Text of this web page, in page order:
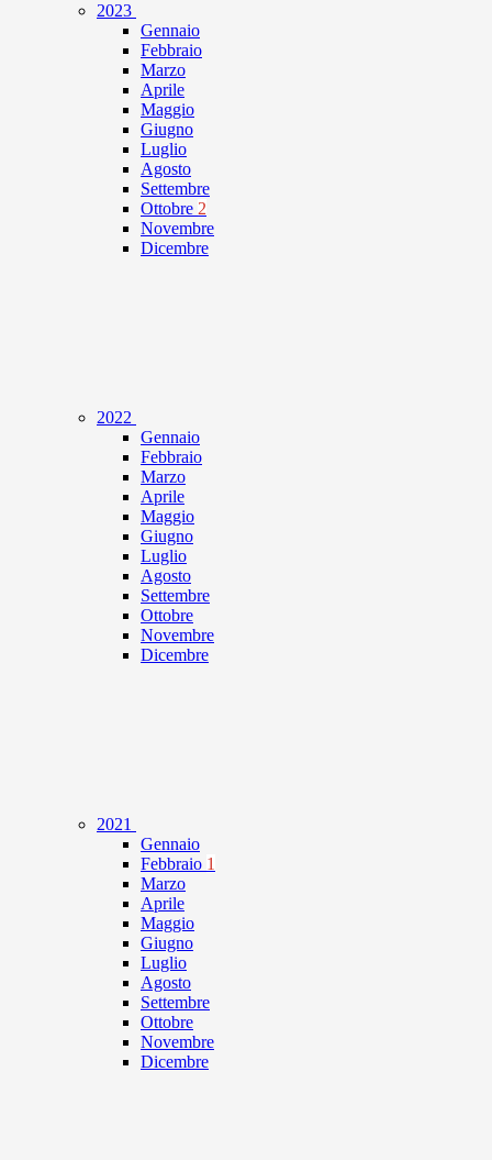
2023
Gennaio
Febbraio
Marzo
Aprile
Maggio
Giugno
Luglio
Agosto
Settembre
Ottobre 2
Novembre
Dicembre
2022
Gennaio
Febbraio
Marzo
Aprile
Maggio
Giugno
Luglio
Agosto
Settembre
Ottobre
Novembre
Dicembre
2021
Gennaio
Febbraio 1
Marzo
Aprile
Maggio
Giugno
Luglio
Agosto
Settembre
Ottobre
Novembre
Dicembre